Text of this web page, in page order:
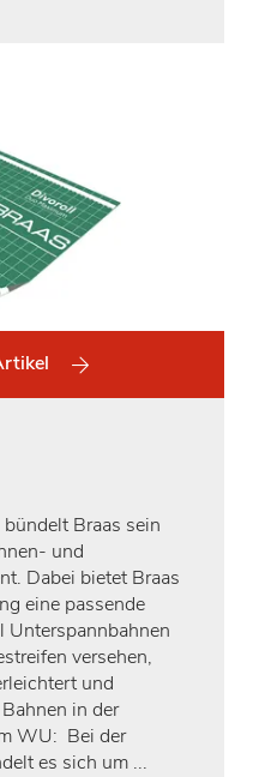
Braas sein
und
Dabei bietet Braas
eine passende
Unterspannbahnen
versehen,
und
in der
WU: Bei der
es sich um ...